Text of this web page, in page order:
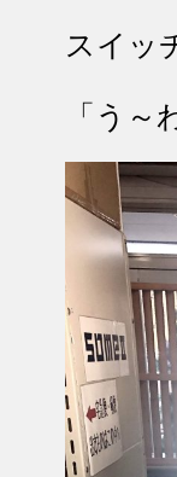
スイッ
「う